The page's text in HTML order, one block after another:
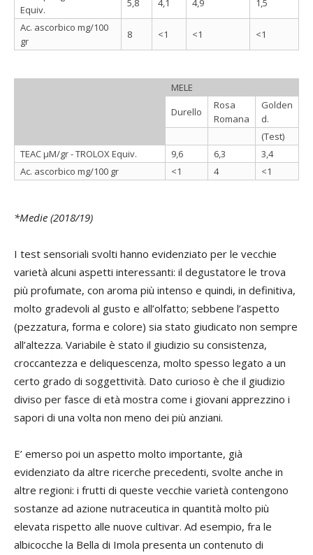
Equiv.
5,8 4,1 4,9
1,5
Ac. ascorbico mg/100
gr
8 <1 <1 <1
MELE
Durello
Rosa
Romana
Golden
d.
(Test)
TEAC µM/gr - TROLOX Equiv.
9,6 6,3
3,4
Ac. ascorbico mg/100 gr
<1 4 <1
*Medie (2018/19)
I test sensoriali svolti hanno evidenziato per le vecchie
varietà alcuni aspetti interessanti: il degustatore le trova
più profumate, con aroma più intenso e quindi, in definitiva,
molto gradevoli al gusto e all’olfatto; sebbene l’aspetto
(pezzatura, forma e colore) sia stato giudicato non sempre
all’altezza. Variabile è stato il giudizio su consistenza,
croccantezza e deliquescenza, molto spesso legato a un
certo grado di soggettività. Dato curioso è che il giudizio
diviso per fasce di età mostra come i giovani apprezzino i
sapori di una volta non meno dei più anziani.
E’ emerso poi un aspetto molto importante, già
evidenziato da altre ricerche precedenti, svolte anche in
altre regioni: i frutti di queste vecchie varietà contengono
sostanze ad azione nutraceutica in quantità molto più
elevata rispetto alle nuove cultivar. Ad esempio, fra le
albicocche la Bella di Imola presenta un contenuto di